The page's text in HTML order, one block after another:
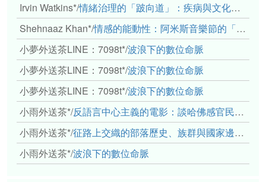
Irvin Watkins*/情緒治理的「跛向道」：疾病與文化象徵的轉變舉例
Shehnaaz Khan*/情感的能動性：阿米斯音樂節的「對話觀察」
小夢外送茶LINE：7098t*/波浪下的數位命脈
小夢外送茶LINE：7098t*/波浪下的數位命脈
小夢外送茶LINE：7098t*/波浪下的數位命脈
小雨外送茶*/反語言中心主義的電影：談哈佛感官民族誌實驗室
小雨外送茶*/征路上交織的部落歷史、族群與國家邊界敘事： 《路有多長》、《高砂的翅膀》、《檔案／李光輝》
小雨外送茶*/波浪下的數位命脈